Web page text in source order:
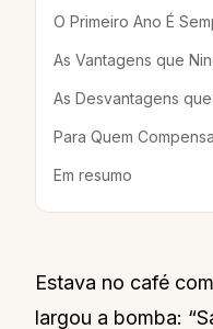
O Primeiro Ano É
As Vantagens que
As Desvantagens
Para Quem
Em resumo
Estava no café
largou a bomba: